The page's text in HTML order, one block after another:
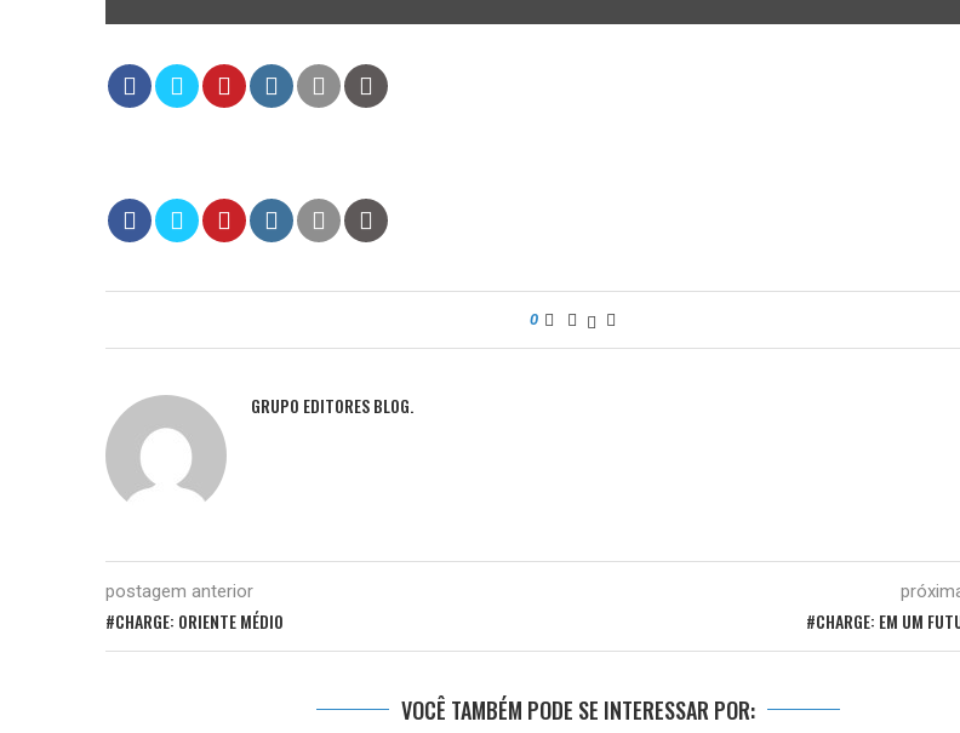
0
GRUPO EDITORES BLOG.
postagem anterior
#CHARGE: ORIENTE MÉDIO #CHARGE: EM UM
VOCÊ TAMBÉM PODE SE INTERESSAR POR: